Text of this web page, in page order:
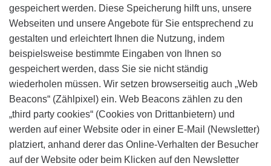
gespeichert werden. Diese Speicherung hilft uns, unsere
Webseiten und unsere Angebote für Sie entsprechend zu
gestalten und erleichtert Ihnen die Nutzung, indem
beispielsweise bestimmte Eingaben von Ihnen so
gespeichert werden, dass Sie sie nicht ständig
wiederholen müssen. Wir setzen browserseitig auch „Web
Beacons“ (Zählpixel) ein. Web Beacons zählen zu den
„third party cookies“ (Cookies von Drittanbietern) und
werden auf einer Website oder in einer E-Mail (Newsletter)
platziert, anhand derer das Online-Verhalten der Besucher
auf der Website oder beim Klicken auf den Newsletter